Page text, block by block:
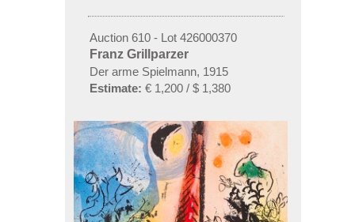
Auction 610 - Lot 426000370
Franz Grillparzer
Der arme Spielmann, 1915
Estimate: € 1,200 / $ 1,380